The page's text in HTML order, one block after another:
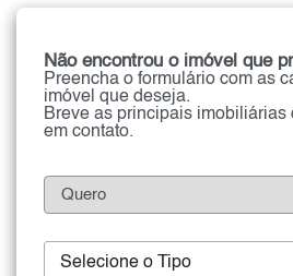
Não encontrou o imóvel que
Preencha o formulário com as
imóvel que deseja.
Breve as principais imobiliárias
em contato.
Selecione o Tipo